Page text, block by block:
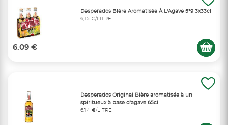
Desperados Bière Aromatisée À L'Agave 5°9 3x33cl
6,15 €/LITRE
6.09 €
Desperados Original Bière aromatisée à un
spiritueux à base d'agave 65cl
6,14 €/LITRE